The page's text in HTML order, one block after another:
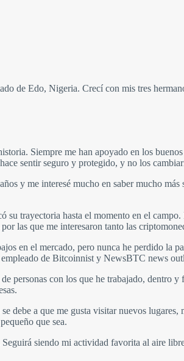
de Edo, Nigeria. Crecí con mis tres
Siempre me han apoyado en los
sentir seguro y protegido, y no los
y me interesé mucho en saber mucho
trayectoria hasta el momento en el
las que me interesaron tanto las
en el mercado, pero nunca he perdido la
de Bitcoinnist y NewsBTC news
personas con los que he trabajado,
debe a que me gusta visitar nuevos
que sea.
siendo mi actividad favorita al aire